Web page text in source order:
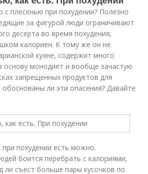
плесенью при похудении? Полезно
за фигурой люди ограничивают
десерта во время похудения,
калориен. К тому же он не
кухне, содержит много
основу монодиет и вообще зачастую
запрещенных продуктов для
ли эти опасения? Давайте
похудении есть можно.
боится перебрать с калориями,
ли съест больше пары кусочков по